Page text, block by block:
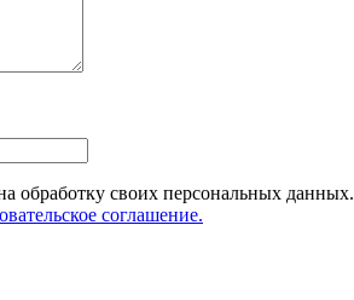
обработку своих персональных данных.
соглашение.